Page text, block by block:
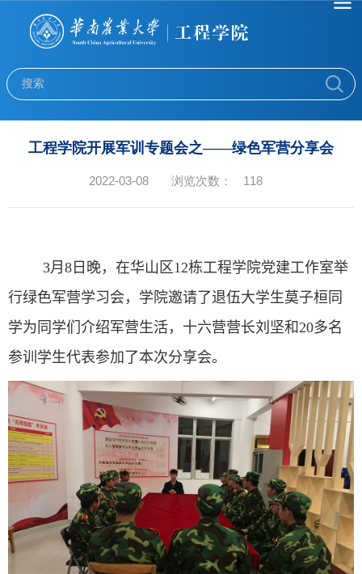
工程学院开展军训专题会之——绿色军营分享会
2022-03-08 浏览次数： 118
3月8 日晚，在华山区12栋工程学院党建工作室举
行绿色军营学习会，学院邀请了退伍大学生莫子桓同
学为同学们介绍军营生活，十六营营长刘坚和20多名
参训学生代表参加了本次分享会。